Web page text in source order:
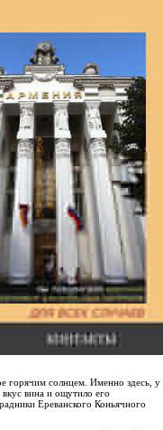
горячим солнцем. Именно здесь, у
вина и ощутило его
Ереванского Коньячного